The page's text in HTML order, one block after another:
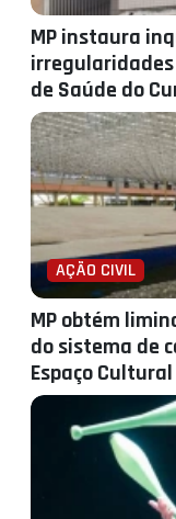
MP instaura
de Saúde do
AÇÃO CIVIL
MP obtém
do sistema de
Espaço Cultural